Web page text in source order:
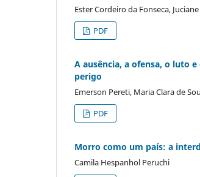
Ester Cordeiro da Fonseca,
PDF
A ausência, a ofensa, o luto
perigo
Emerson Pereti, Maria Clara de
PDF
Morro como um país: a
Camila Hespanhol Peruchi